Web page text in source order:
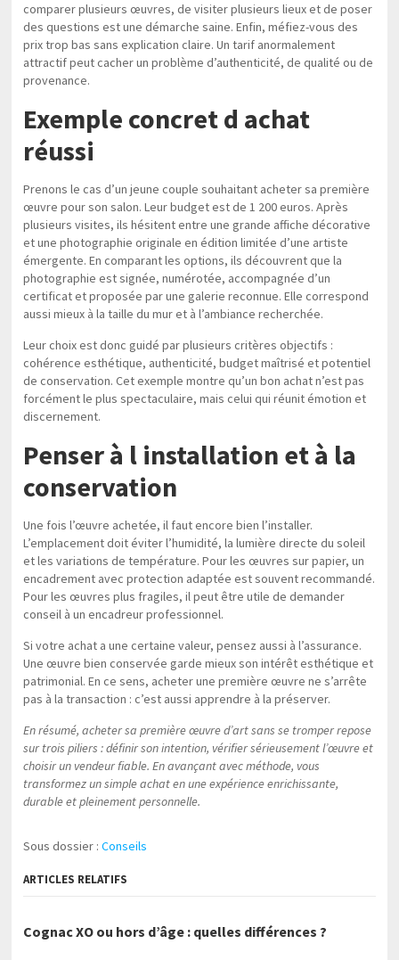
comparer plusieurs œuvres, de visiter plusieurs lieux et de poser
des questions est une démarche saine. Enfin, méfiez-vous des
prix trop bas sans explication claire. Un tarif anormalement
attractif peut cacher un problème d’authenticité, de qualité ou de
provenance.
Exemple concret d achat
réussi
Prenons le cas d’un jeune couple souhaitant acheter sa première
œuvre pour son salon. Leur budget est de 1 200 euros. Après
plusieurs visites, ils hésitent entre une grande affiche décorative
et une photographie originale en édition limitée d’une artiste
émergente. En comparant les options, ils découvrent que la
photographie est signée, numérotée, accompagnée d’un
certificat et proposée par une galerie reconnue. Elle correspond
aussi mieux à la taille du mur et à l’ambiance recherchée.
Leur choix est donc guidé par plusieurs critères objectifs :
cohérence esthétique, authenticité, budget maîtrisé et potentiel
de conservation. Cet exemple montre qu’un bon achat n’est pas
forcément le plus spectaculaire, mais celui qui réunit émotion et
discernement.
Penser à l installation et à la
conservation
Une fois l’œuvre achetée, il faut encore bien l’installer.
L’emplacement doit éviter l’humidité, la lumière directe du soleil
et les variations de température. Pour les œuvres sur papier, un
encadrement avec protection adaptée est souvent recommandé.
Pour les œuvres plus fragiles, il peut être utile de demander
conseil à un encadreur professionnel.
Si votre achat a une certaine valeur, pensez aussi à l’assurance.
Une œuvre bien conservée garde mieux son intérêt esthétique et
patrimonial. En ce sens, acheter une première œuvre ne s’arrête
pas à la transaction : c’est aussi apprendre à la préserver.
En résumé, acheter sa première œuvre d’art sans se tromper repose
sur trois piliers : définir son intention, vérifier sérieusement l’œuvre et
choisir un vendeur fiable. En avançant avec méthode, vous
transformez un simple achat en une expérience enrichissante,
durable et pleinement personnelle.
Sous dossier :Conseils
ARTICLES RELATIFS
Cognac XO ou hors d’âge : quelles différences ?